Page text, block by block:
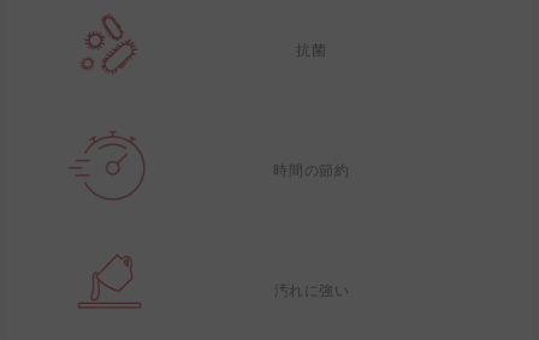
抗菌
時間の節約
汚れに強い